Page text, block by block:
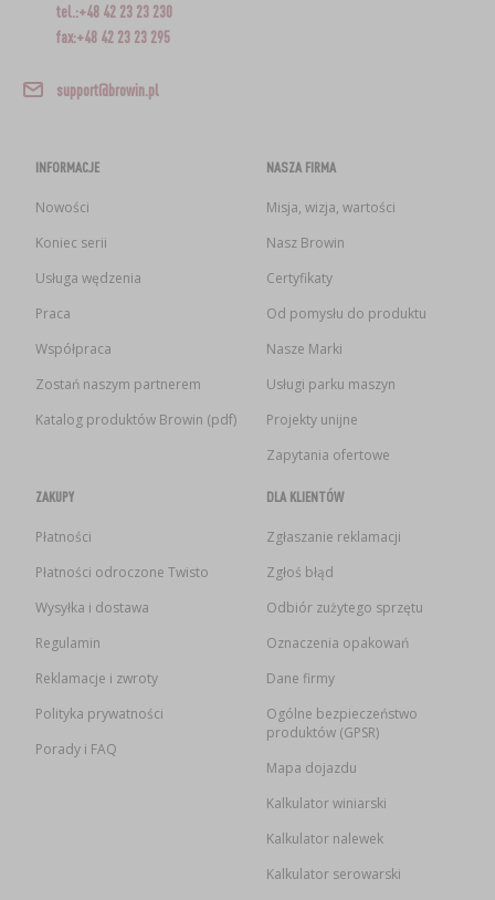
tel.:+48 42 23 23 230
fax:+48 42 23 23 295
support@browin.pl
INFORMACJE
Nowości
Koniec serii
Usługa wędzenia
Praca
Współpraca
Zostań naszym partnerem
Katalog produktów Browin (pdf)
NASZA FIRMA
Misja, wizja, wartości
Nasz Browin
Certyfikaty
Od pomysłu do produktu
Nasze Marki
Usługi parku maszyn
Projekty unijne
Zapytania ofertowe
ZAKUPY
Płatności
Płatności odroczone Twisto
Wysyłka i dostawa
Regulamin
Reklamacje i zwroty
Polityka prywatności
Porady i FAQ
DLA KLIENTÓW
Zgłaszanie reklamacji
Zgłoś błąd
Odbiór zużytego sprzętu
Oznaczenia opakowań
Dane firmy
Ogólne bezpieczeństwo
produktów (GPSR)
Mapa dojazdu
Kalkulator winiarski
Kalkulator nalewek
Kalkulator serowarski